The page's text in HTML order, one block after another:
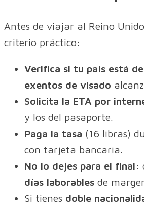
Antes de viajar al Reino
criterio práctico:
Verifica si tu país está
exentos de visado
Solicita la ETA por
y los del pasaporte.
Paga la tasa (16 libras)
con tarjeta bancaria.
No lo dejes para el final:
días laborables de
Si tienes doble